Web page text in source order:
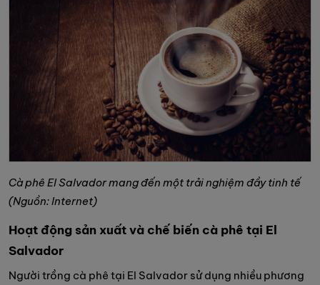
Cà phê El Salvador mang đến một trải nghiệm đầy tinh tế
(Nguồn: Internet)
Hoạt động sản xuất và chế biến cà phê tại El
Salvador
Người trồng cà phê tại El Salvador sử dụng nhiều phương